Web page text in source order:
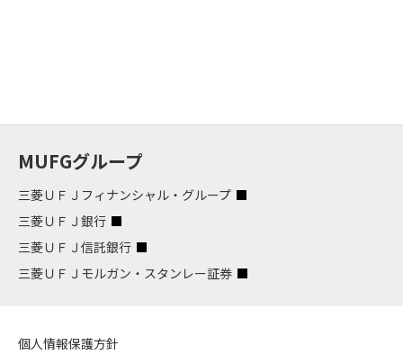
MUFGグループ
三菱ＵＦＪフィナンシャル・グループ
三菱ＵＦＪ銀行
三菱ＵＦＪ信託銀行
三菱ＵＦＪモルガン・スタンレー証券
個人情報保護方針